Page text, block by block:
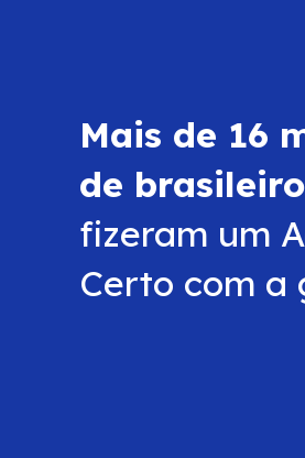
Mais de 16
de
fizeram um
Certo com a